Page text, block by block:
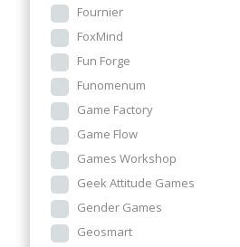
Fournier
FoxMind
Fun Forge
Funomenum
Game Factory
Game Flow
Games Workshop
Geek Attitude Games
Gender Games
Geosmart